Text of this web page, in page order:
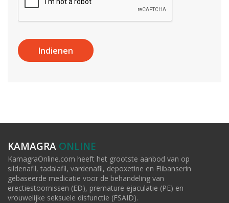
KAMAGRA ONLINE
KamagraOnline.com heeft het grootste aanbod van op
sildenafil, tadalafil, vardenafil, depoxetine en Flibanserin
gebaseerde medicatie voor de behandeling van
erectiestoornissen (ED), premature ejaculatie (PE) en
vrouwelijke seksuele disfunctie (FSAID).